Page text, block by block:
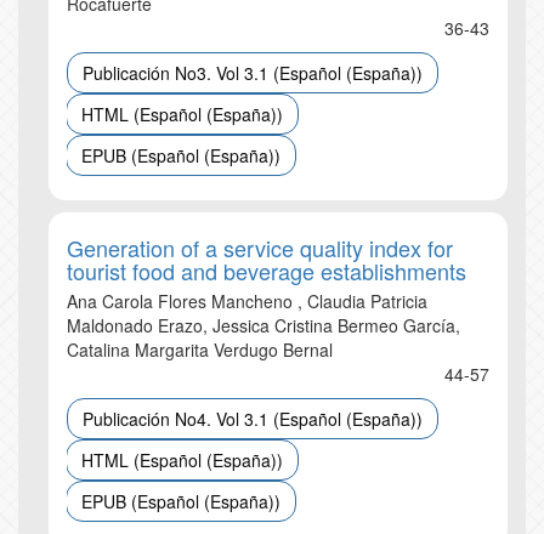
36-43
Publicación No3. Vol 3.1 (Español (España))
HTML (Español (España))
EPUB (Español (España))
Generation of a service quality index for
tourist food and beverage establishments
Ana Carola Flores Mancheno , Claudia Patricia
Maldonado Erazo, Jessica Cristina Bermeo García,
Catalina Margarita Verdugo Bernal
44-57
Publicación No4. Vol 3.1 (Español (España))
HTML (Español (España))
EPUB (Español (España))